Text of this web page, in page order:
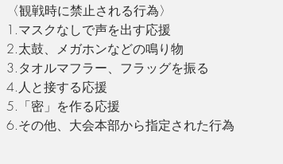
〈観戦時に禁止される行為〉
1.マスクなしで声を出す応援
2.太鼓、メガホンなどの鳴り物
3.タオルマフラー、フラッグを振る
4.人と接する応援
5.「密」を作る応援
6.その他、大会本部から指定された行為